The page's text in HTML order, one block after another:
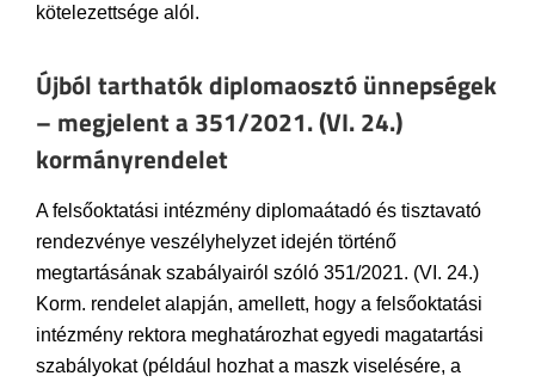
kötelezettsége alól.
Újból tarthatók diplomaosztó ünnepségek
– megjelent a 351/2021. (VI. 24.)
kormányrendelet
A felsőoktatási intézmény diplomaátadó és tisztavató
rendezvénye veszélyhelyzet idején történő
megtartásának szabályairól szóló 351/2021. (VI. 24.)
Korm. rendelet alapján, amellett, hogy a felsőoktatási
intézmény rektora meghatározhat egyedi magatartási
szabályokat (például hozhat a maszk viselésére, a